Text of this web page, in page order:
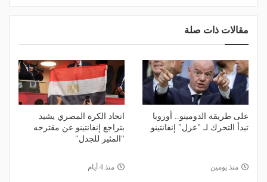
مقالات ذات صلة
على طريقة الدومينو.. أوروبا
تبدأ التحرك لـ "عزل" إنفانتينو
منذ يومين
اتحاد الكرة المصري يشيد
بتراجع إنفانتينو عن مقترحه
"المثير للجدل"
منذ 4 أيام